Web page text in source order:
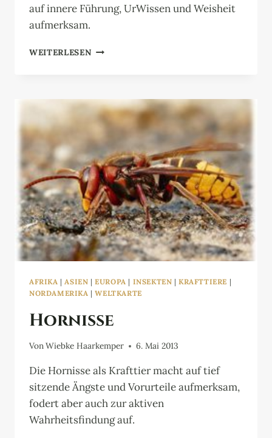
auf innere Führung, UrWissen und Weisheit
aufmerksam.
WEITERLESEN NASHORN
AFRIKA | ASIEN |EUROPA | INSEKTEN |KRAFTTIERE |
NORDAMERIKA |WELTKARTE
Hornisse
VonWiebke Haarkemper 6. Mai 2013
Die Hornisse als Krafttier macht auf tief
sitzende Ängste und Vorurteile aufmerksam,
fodert aber auch zur aktiven
Wahrheitsfindung auf.